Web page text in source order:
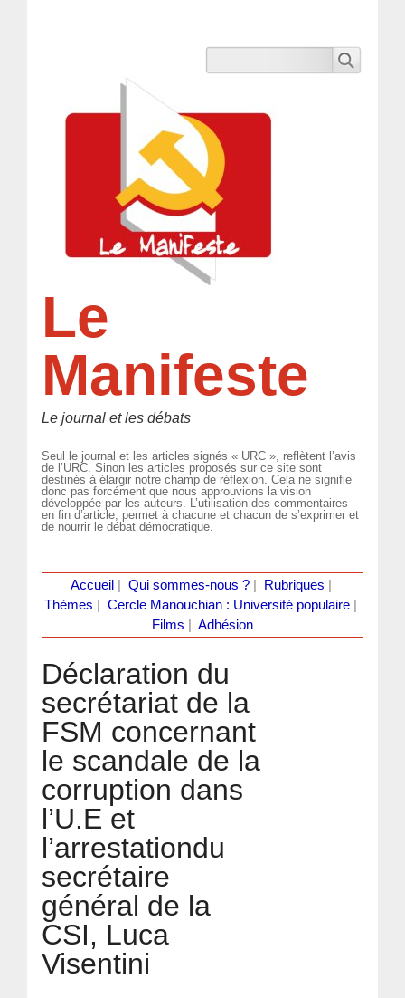
Le
Manifeste
Le journal et les débats
Seul le journal et les articles signés « URC », reflètent l’avis
de l’URC. Sinon les articles proposés sur ce site sont
destinés à élargir notre champ de réflexion. Cela ne signifie
donc pas forcément que nous approuvions la vision
développée par les auteurs. L’utilisation des commentaires
en fin d’article, permet à chacune et chacun de s’exprimer et
de nourrir le débat démocratique.
Accueil Qui sommes-nous ?| Rubriques
Thèmes
Cercle Manouchian : Université populaire
Films
Adhésion
Déclaration du
secrétariat de la
FSM concernant
le scandale de la
corruption dans
l’U.E et
l’arrestationdu
secrétaire
général de la
CSI, Luca
Visentini